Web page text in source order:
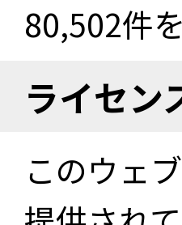
80,502件
ライセン
このウェ